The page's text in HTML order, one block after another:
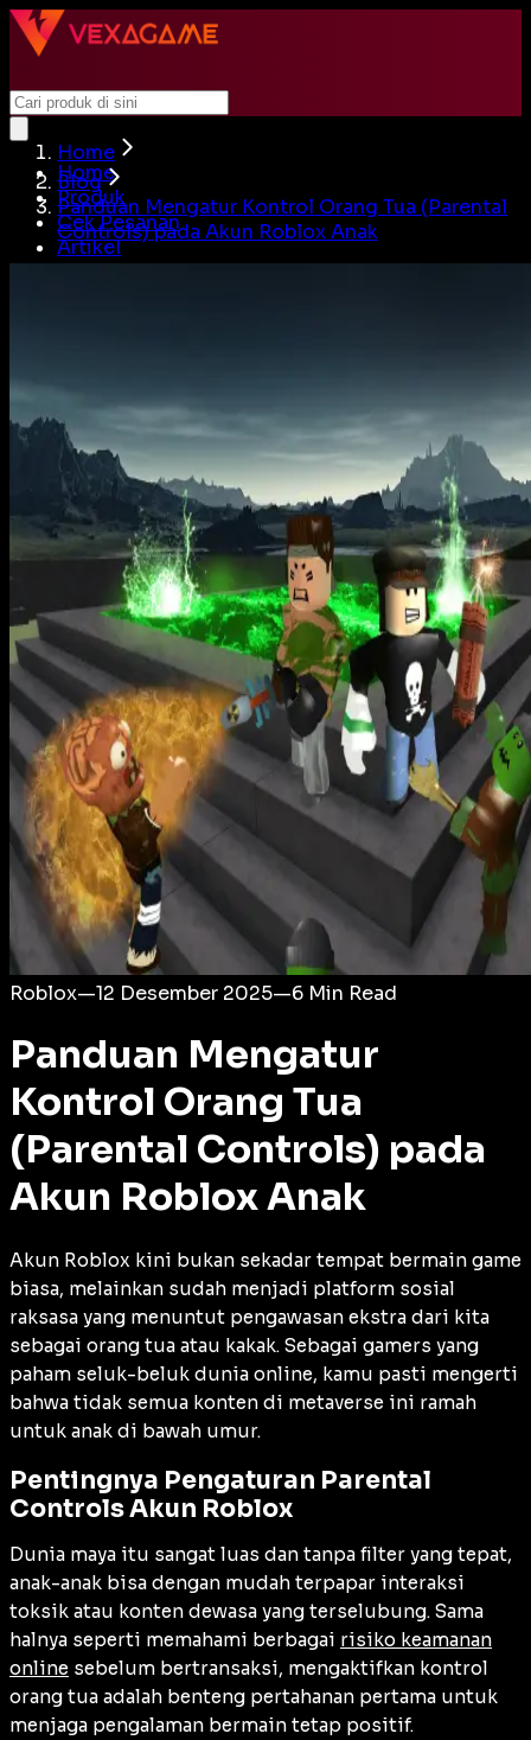
Home
Produk
Cek Pesanan
Artikel
Home
Produk
Cek Pesanan
Artikel
Beli Akun
Jual Akun
Login
Home
Blog
Panduan Mengatur Kontrol Orang Tua (Parental
Controls) pada Akun Roblox Anak
Roblox—12 Desember 2025—6 Min Read
Panduan Mengatur
Kontrol Orang Tua
(Parental Controls) pada
Akun Roblox Anak
Akun Roblox kini bukan sekadar tempat bermain game
biasa, melainkan sudah menjadi platform sosial
raksasa yang menuntut pengawasan ekstra dari kita
sebagai orang tua atau kakak. Sebagai gamers yang
paham seluk-beluk dunia online, kamu pasti mengerti
bahwa tidak semua konten di metaverse ini ramah
untuk anak di bawah umur.
Pentingnya Pengaturan Parental
Controls Akun Roblox
Dunia maya itu sangat luas dan tanpa filter yang tepat,
anak-anak bisa dengan mudah terpapar interaksi
toksik atau konten dewasa yang terselubung. Sama
halnya seperti memahami berbagai risiko keamanan
online sebelum bertransaksi, mengaktifkan kontrol
orang tua adalah benteng pertahanan pertama untuk
menjaga pengalaman bermain tetap positif.